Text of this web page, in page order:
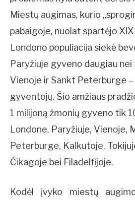
Miestų augimas, kurio
pabaigoje, nuolat spartėjo
Londono populiacija siekė
Paryžiuje gyveno daugiau
Vienoje ir Sankt Peterburge
gyventojų. Šio amžiaus
1 milijoną žmonių gyveno tik
Londone, Paryžiuje, Vienoje,
Peterburge, Kalkutoje,
Čikagoje bei Filadelfijoje.
Kodėl įvyko miestų